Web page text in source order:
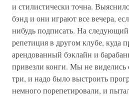
и стилистически точна.
бэнд и они играют все вечера,
нибудь подписать. На
репетиция в другом клубе, куда
арендованный бэклайн и
привезли конги. Мы не виделись
три, и надо было выстроить
немного порепетировали, и